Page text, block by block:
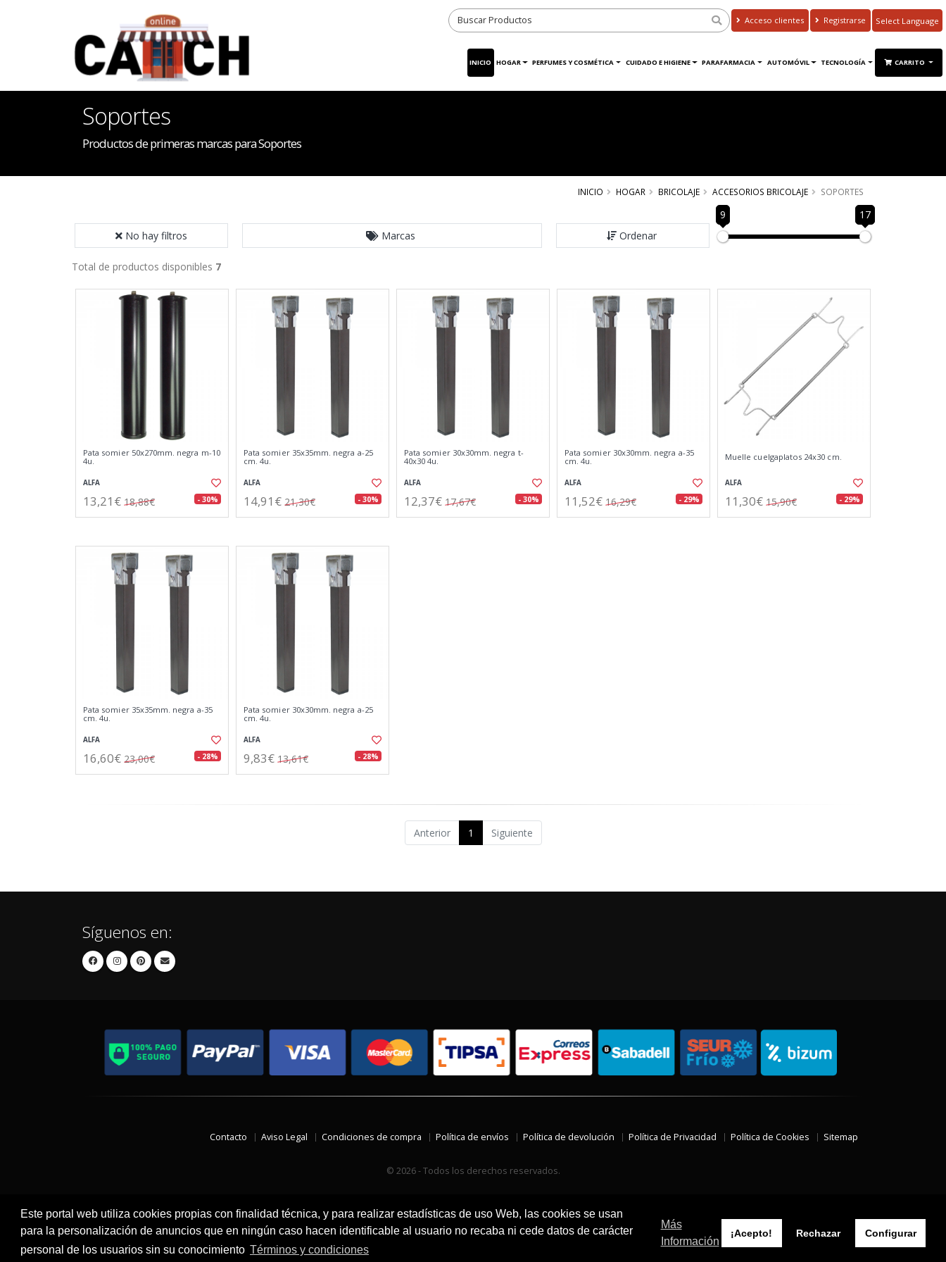
Este portal web utiliza cookies propias con finalidad técnica, y para realizar estadísticas de uso Web, las cookies se usan
para la personalización de anuncios que en ningún caso hacen identificable al usuario no recaba ni cede datos de carácter
personal de los usuarios sin su conocimiento Términos y condiciones
Más
Información
¡Acepto! Rechazar Configurar
Acceso clientes Registrarse
Translate
INICIO HOGAR PERFUMES Y COSMÉTICA CUIDADO E HIGIENE PARAFARMACIA AUTOMÓVIL TECNOLOGÍA CARRITO
Soportes
Productos de primeras marcas para Soportes
INICIO HOGAR BRICOLAJE ACCESORIOS BRICOLAJE SOPORTES
No hay filtros Marcas Ordenar
9 17
Total de productos disponibles 7
Pata somier 50x270mm. negra m-10
4u.
ALFA
13,21€ 18,88€ - 30%
Pata somier 35x35mm. negra a-25
cm. 4u.
ALFA
14,91€ 21,30€ - 30%
Pata somier 30x30mm. negra t-
40x30 4u.
ALFA
12,37€ 17,67€ - 30%
Pata somier 30x30mm. negra a-35
cm. 4u.
ALFA
11,52€ 16,29€ - 29%
Muelle cuelgaplatos 24x30 cm.
ALFA
11,30€ 15,90€ - 29%
Pata somier 35x35mm. negra a-35
cm. 4u.
ALFA
16,60€ 23,00€ - 28%
Pata somier 30x30mm. negra a-25
cm. 4u.
ALFA
9,83€ 13,61€ - 28%
Anterior 1 Siguiente
Síguenos en:
Contacto Aviso Legal Condiciones de compra Política de envíos Política de devolución Política de Privacidad Política de Cookies Sitemap
© 2026 - Todos los derechos reservados.